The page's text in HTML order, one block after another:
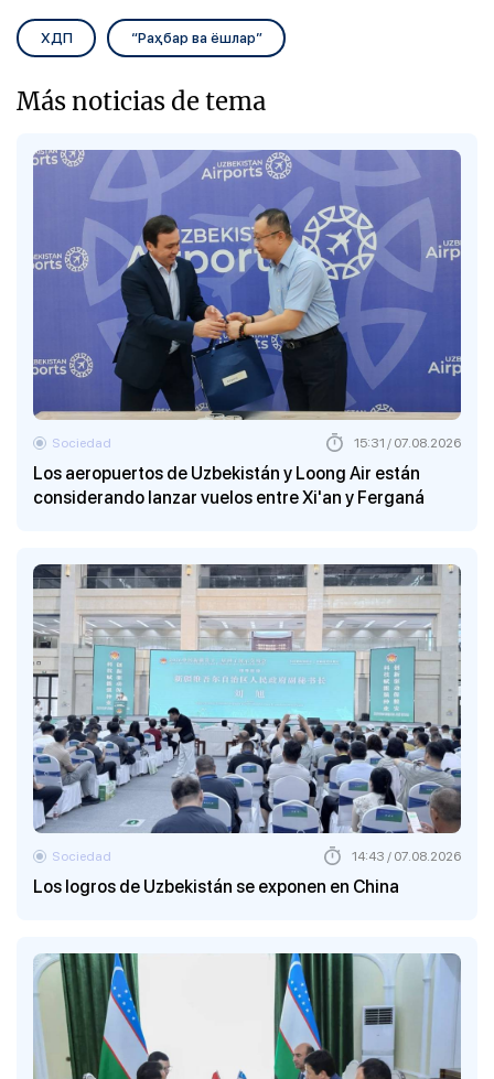
ХДП “Раҳбар ва ёшлар”
Más noticias de tema
Los aeropuertos de Uzbekistán y Loong Air están
considerando lanzar vuelos entre Xi'an y Ferganá
Sociedad 15:31 / 07.08.2026
Los logros de Uzbekistán se exponen en China
Sociedad 14:43 / 07.08.2026